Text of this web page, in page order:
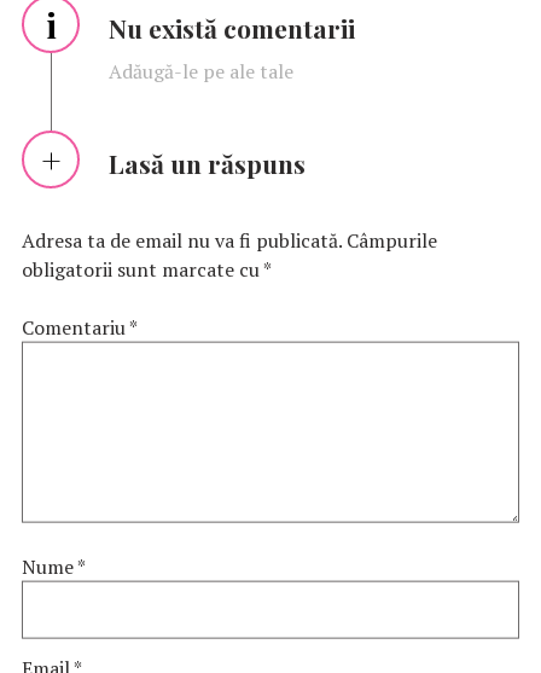
i Nu există comentarii
Adăugă-le pe ale tale
Lasă un răspuns
Adresa ta de email nu va fi publicată. Câmpurile
obligatorii sunt marcate cu*
Comentariu*
Nume*
Email*